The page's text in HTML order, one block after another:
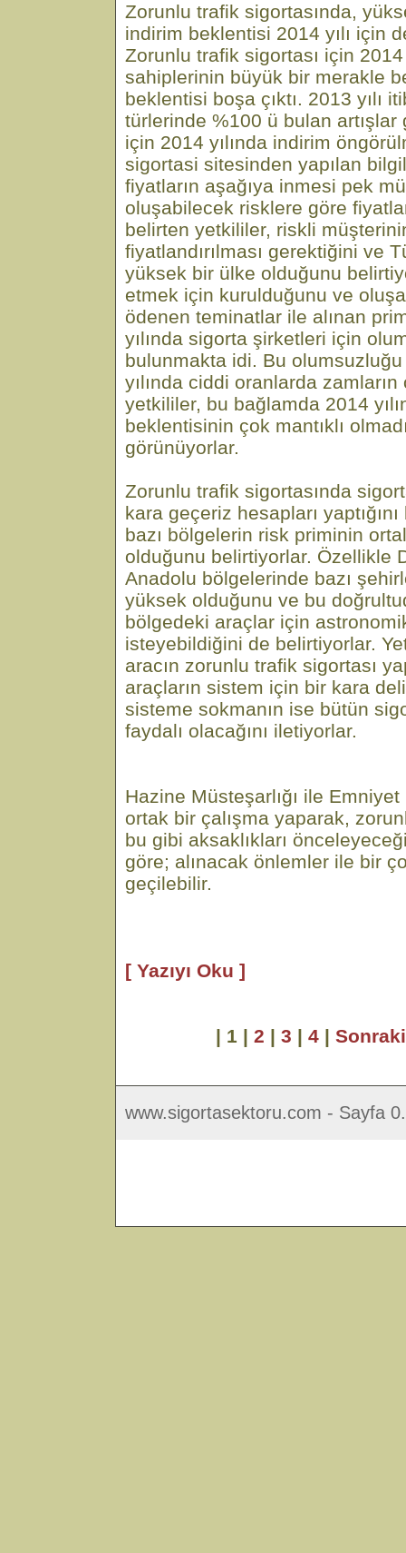
Zorunlu trafik sigortasında,
indirim beklentisi 2014 yılı için
Zorunlu trafik sigortası için
sahiplerinin büyük bir merakle
beklentisi boşa çıktı. 2013 yılı
türlerinde %100 ü bulan artışlar
için 2014 yılında indirim
sigortasi sitesinden yapılan
fiyatların aşağıya inmesi pek
oluşabilecek risklere göre
belirten yetkililer, riskli
fiyatlandırılması gerektiğini ve
yüksek bir ülke olduğunu
etmek için kurulduğunu ve
ödenen teminatlar ile alınan
yılında sigorta şirketleri için
bulunmakta idi. Bu
yılında ciddi oranlarda
yetkililer, bu bağlamda 2014
beklentisinin çok mantıklı
görünüyorlar.
Zorunlu trafik sigortasında
kara geçeriz hesapları
bazı bölgelerin risk priminin
olduğunu belirtiyorlar. Özellikle
Anadolu bölgelerinde bazı
yüksek olduğunu ve bu
bölgedeki araçlar için
isteyebildiğini de belirtiyorlar.
aracın zorunlu trafik sigortası
araçların sistem için bir kara
sisteme sokmanın ise bütün
faydalı olacağını iletiyorlar.
Hazine Müsteşarlığı ile
ortak bir çalışma yaparak,
bu gibi aksaklıkları
göre; alınacak önlemler ile bir
geçilebilir.
[ Yazıyı Oku ]
| 1 | 2 | 3 | 4 |
www.sigortasektoru.com - Sayfa